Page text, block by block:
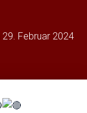
N
29. Februar 2024